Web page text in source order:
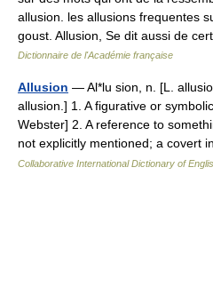
allusion. les allusions frequentes
goust. Allusion, Se dit aussi de
Dictionnaire de l'Académie française
Allusion — Al*lu sion, n. [L.
allusion.] 1. A figurative or
Webster] 2. A reference to
not explicitly mentioned; a
Collaborative International Dictionary of